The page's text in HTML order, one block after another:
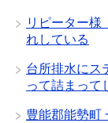
リピーター様
れしている
台所排水にス
って詰まって
豊能郡能勢町